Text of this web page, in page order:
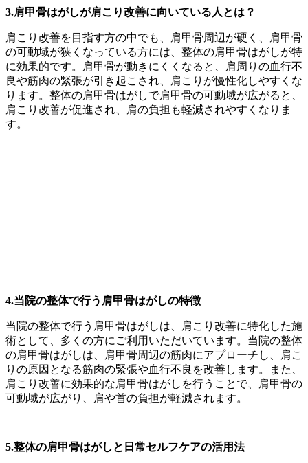
3.肩甲骨はがしが肩こり改善に向いている人とは？
肩こり改善を目指す方の中でも、肩甲骨周辺が硬く、肩甲骨
の可動域が狭くなっている方には、整体の肩甲骨はがしが特
に効果的です。肩甲骨が動きにくくなると、肩周りの血行不
良や筋肉の緊張が引き起こされ、肩こりが慢性化しやすくな
ります。整体の肩甲骨はがしで肩甲骨の可動域が広がると、
肩こり改善が促進され、肩の負担も軽減されやすくなりま
す。
4.当院の整体で行う肩甲骨はがしの特徴
当院の整体で行う肩甲骨はがしは、肩こり改善に特化した施
術として、多くの方にご利用いただいています。当院の整体
の肩甲骨はがしは、肩甲骨周辺の筋肉にアプローチし、肩こ
りの原因となる筋肉の緊張や血行不良を改善します。また、
肩こり改善に効果的な肩甲骨はがしを行うことで、肩甲骨の
可動域が広がり、肩や首の負担が軽減されます。
5.整体の肩甲骨はがしと日常セルフケアの活用法